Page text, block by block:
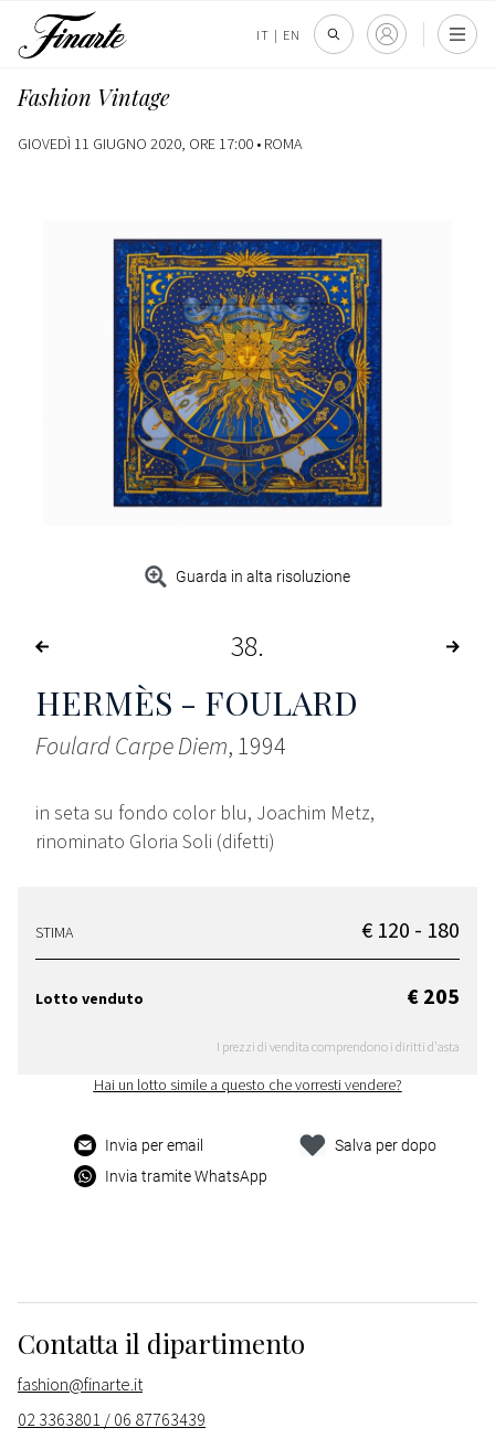
IT | EN
Fashion Vintage
GIOVEDÌ 11 GIUGNO 2020, ORE 17:00 • ROMA
Guarda in alta risoluzione
38
HERMÈS - FOULARD
Foulard Carpe Diem, 1994
in seta su fondo color blu, Joachim Metz,
rinominato Gloria Soli (difetti)
STIMA € 120 - 180
Lotto venduto € 205
I prezzi di vendita comprendono i diritti d'asta
Hai un lotto simile a questo che vorresti vendere?
Invia per email
Invia tramite WhatsApp
Salva per dopo
Contatta il dipartimento
fashion@finarte.it
02 3363801 / 06 87763439